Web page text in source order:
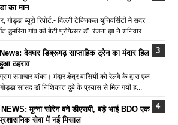
का मान
गोड्डा ब्यूरो रिपोर्ट:- दिल्ली टेक्निकल यूनिवर्सिटी मे सदर
डुमरिया गांव की बेटी प्रोफेसर डॉ. रंजना झा ने शनिवार...
देवघर डिब्रूगढ़ साप्ताहिक ट्रेन का मंदार हिल
ठहराव
ग्राम समाचार बांका। मंदार क्षेत्र वासियों को रेलवे के द्वारा एक
सांसद डॉ निशिकांत दुबे के प्रयास से मिल गयी ह...
मुन्ना सोरेन बने डीएसपी, बड़े भाई BDO एक
सेवा में नई मिसाल